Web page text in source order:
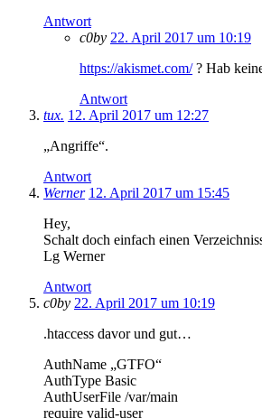
Antwort
c0by 22. April 2017 um 10:19
https://akismet.com/? Hab
Antwort
tux. 12. April 2017 um 12:27
„Angriffe“.
Antwort
Werner 12. April 2017 um 15:45
Hey,
Schalt doch einfach einen
Lg Werner
Antwort
c0by 22. April 2017 um 10:19
.htaccess davor und gut…
AuthName „GTFO“
AuthType Basic
AuthUserFile /var/main
require valid-user